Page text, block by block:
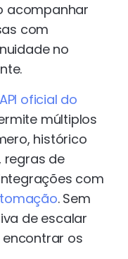
acompanhar
com
no
API oficial do
múltiplos
histórico
regras de
com
. Sem
de escalar
encontrar os